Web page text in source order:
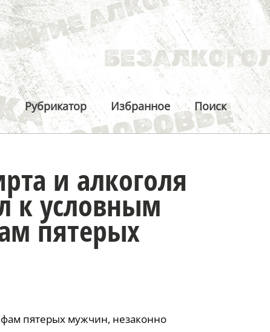
Рубрикатор Избранное Поиск
и алкоголя
к условным
пятерых
пятерых мужчин, незаконно